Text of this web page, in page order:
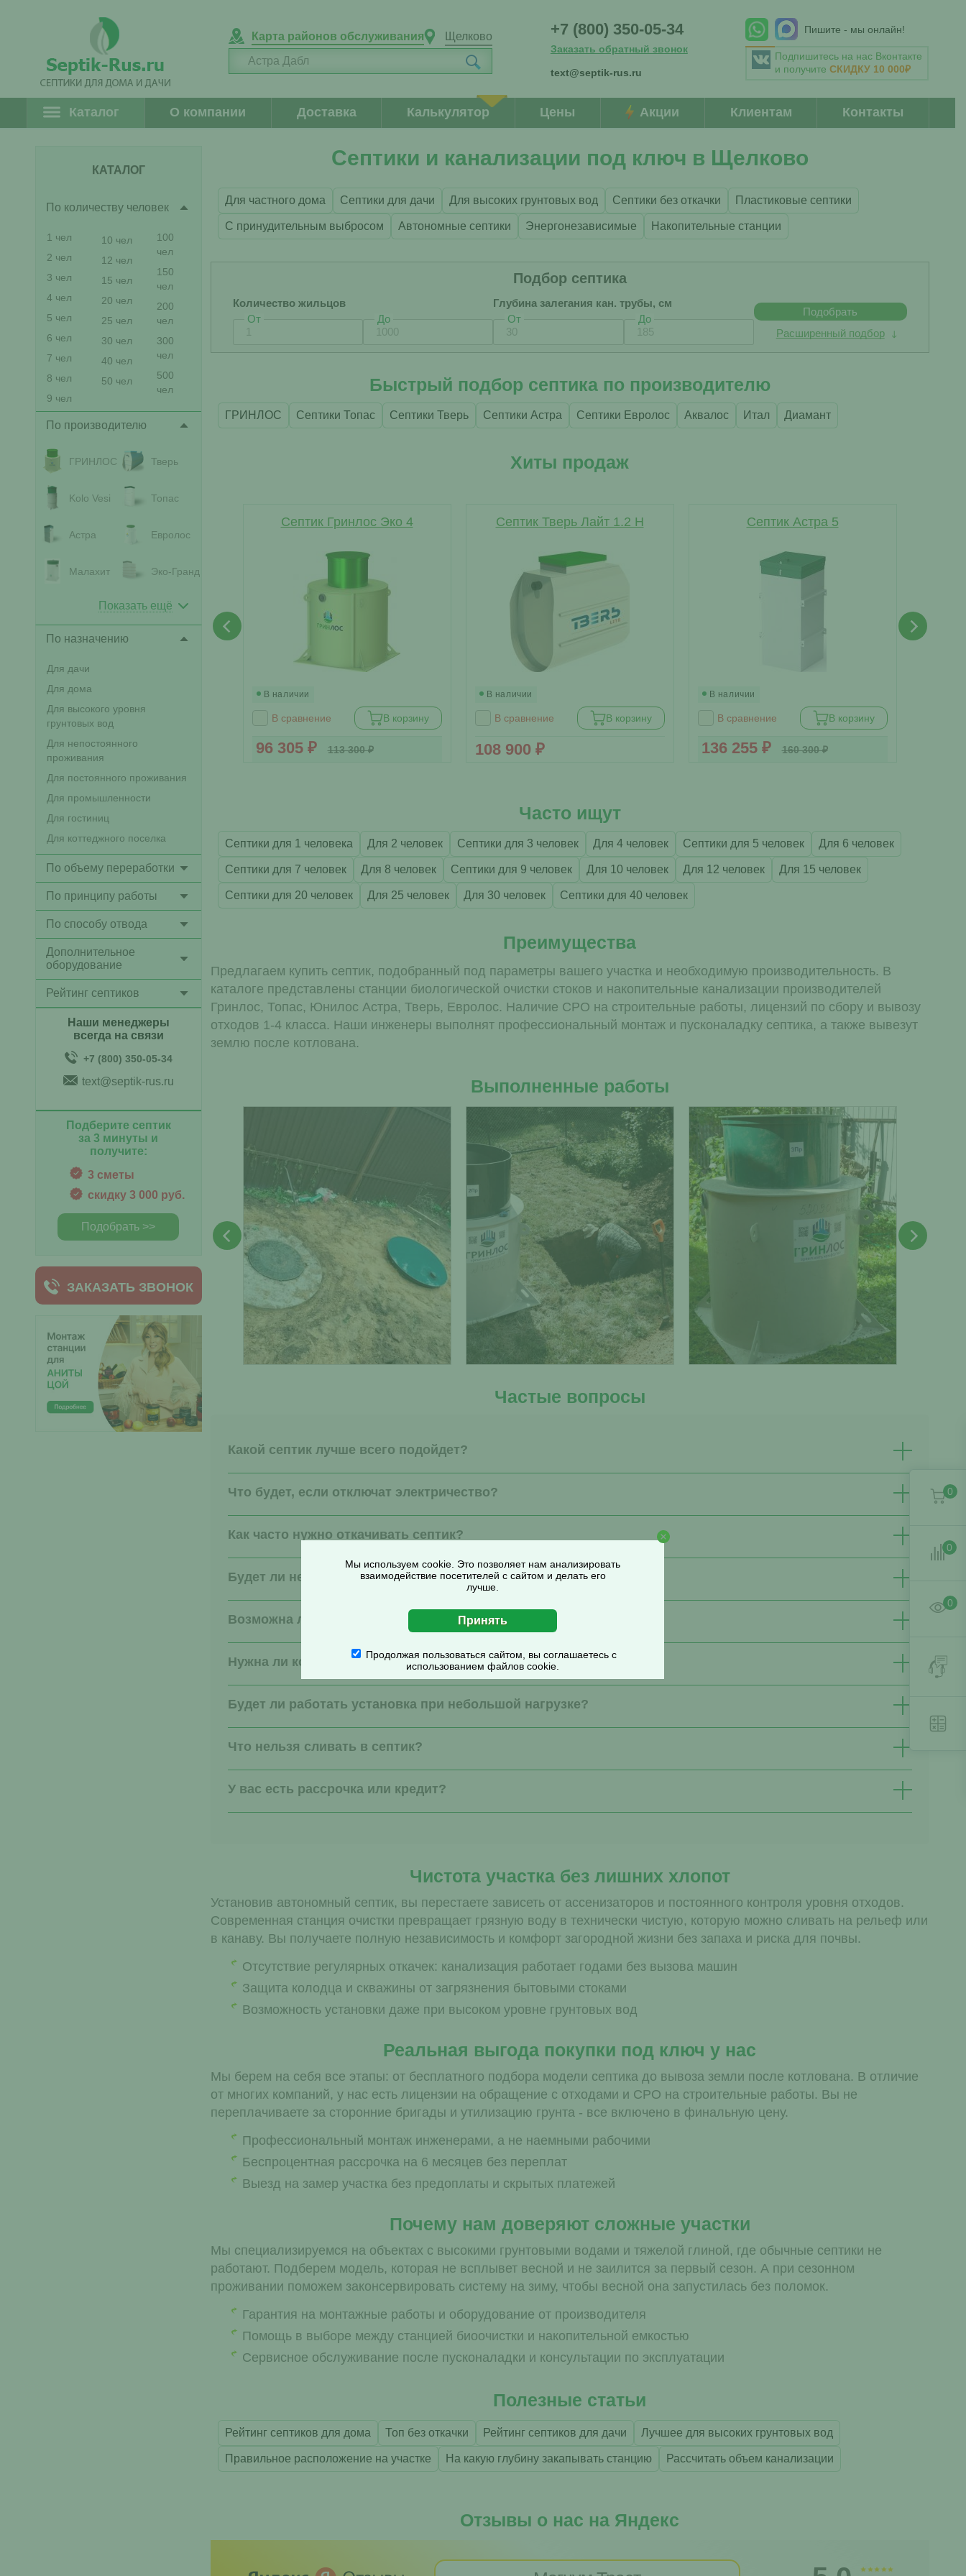
Карта районов обслуживания Щелково +7 (800) 350-05-34
Заказать обратный звонок
text@septik-rus.ru
Пишите - мы онлайн!
Подпишитесь на нас Вконтакте
и получитеСКИДКУ 10 000₽
Каталог О компании Доставка Калькулятор Цены Акции Клиентам Контакты
КАТАЛОГ
По количеству человек
1 чел
2 чел
3 чел
4 чел
5 чел
6 чел
7 чел
8 чел
9 чел
10 чел
12 чел
15 чел
20 чел
25 чел
30 чел
40 чел
50 чел
100
чел
150
чел
200
чел
300
чел
500
чел
По производителю
ГРИНЛОС Тверь
Kolo Vesi Топас
Астра Евролос
Малахит Эко-Гранд
Показать ещё
По назначению
Для дачи
Для дома
Для высокого уровня
грунтовых вод
Для непостоянного
проживания
Для постоянного проживания
Для промышленности
Для гостиниц
Для коттеджного поселка
По объему переработки
По принципу работы
По способу отвода
Дополнительное
оборудование
Рейтинг септиков
Наши менеджеры
всегда на связи
+7 (800) 350-05-34
text@septik-rus.ru
Подберите септик
за 3 минуты и
получите:
3 сметы
скидку 3 000 руб.
Подобрать >>
ЗАКАЗАТЬ ЗВОНОК
Септики и канализации под ключ в Щелково
Для частного дома Септики для дачи Для высоких грунтовых вод Септики без откачки Пластиковые септики
С принудительным выбросом Автономные септики Энергонезависимые Накопительные станции
Подбор септика
Количество жильцов
От
До
Глубина залегания кан. трубы, см
От
До
Подобрать
Расширенный подбор
Быстрый подбор септика по производителю
ГРИНЛОС Септики Топас Септики Тверь Септики Астра Септики Евролос Аквалос Итал Диамант
Хиты продаж
Септик Гринлос Эко 4
В наличии
В сравнение В корзину
96 305 ₽ 113 300 ₽
Септик Тверь Лайт 1.2 Н
В наличии
В сравнение В корзину
108 900 ₽
Септик Астра 5
В наличии
В сравнение В корзину
136 255 ₽ 160 300 ₽
Часто ищут
Септики для 1 человека Для 2 человек Септики для 3 человек Для 4 человек Септики для 5 человек Для 6 человек
Септики для 7 человек Для 8 человек Септики для 9 человек Для 10 человек Для 12 человек Для 15 человек
Септики для 20 человек Для 25 человек Для 30 человек Септики для 40 человек
Преимущества
Предлагаем купить септик, подобранный под параметры вашего участка и необходимую производительность. В
каталоге представлены станции биологической очистки стоков и накопительные канализации производителей
Гринлос, Топас, Юнилос Астра, Тверь, Евролос. Наличие СРО на строительные работы, лицензий по сбору и вывозу
отходов 1-4 класса. Наши инженеры выполнят профессиональный монтаж и пусконаладку септика, а также вывезут
землю после котлована.
Выполненные работы
Частые вопросы
Какой септик лучше всего подойдет?
Что будет, если отключат электричество?
Как часто нужно откачивать септик?
Будет ли неприятный запах на участке?
Возможна ли установка при высоком уровне грунтовых вод?
Нужна ли консервация на зиму?
Будет ли работать установка при небольшой нагрузке?
Что нельзя сливать в септик?
У вас есть рассрочка или кредит?
Чистота участка без лишних хлопот
Установив автономный септик, вы перестаете зависеть от ассенизаторов и постоянного контроля уровня отходов.
Современная станция очистки превращает грязную воду в технически чистую, которую можно сливать на рельеф или
в канаву. Вы получаете полную независимость и комфорт загородной жизни без запаха и риска для почвы.
Отсутствие регулярных откачек: канализация работает годами без вызова машин
Защита колодца и скважины от загрязнения бытовыми стоками
Возможность установки даже при высоком уровне грунтовых вод
Реальная выгода покупки под ключ у нас
Мы берем на себя все этапы: от бесплатного подбора модели септика до вывоза земли после котлована. В отличие
от многих компаний, у нас есть лицензии на обращение с отходами и СРО на строительные работы. Вы не
переплачиваете за сторонние бригады и утилизацию грунта - все включено в финальную цену.
Профессиональный монтаж инженерами, а не наемными рабочими
Беспроцентная рассрочка на 6 месяцев без переплат
Выезд на замер участка без предоплаты и скрытых платежей
Почему нам доверяют сложные участки
Мы специализируемся на объектах с высокими грунтовыми водами и тяжелой глиной, где обычные септики не
работают. Подберем модель, которая не всплывет весной и не заилится за первый сезон. А при сезонном
проживании поможем законсервировать систему на зиму, чтобы весной она запустилась без поломок.
Гарантия на монтажные работы и оборудование от производителя
Помощь в выборе между станцией биоочистки и накопительной емкостью
Сервисное обслуживание после пусконаладки и консультации по эксплуатации
Полезные статьи
Рейтинг септиков для дома Топ без откачки Рейтинг септиков для дачи Лучшее для высоких грунтовых вод
Правильное расположение на участке На какую глубину закапывать станцию Рассчитать объем канализации
Отзывы о нас на Яндекс
0
0
0
Мы используем cookie. Это позволяет нам анализировать
взаимодействие посетителей с сайтом и делать его
лучше.
Продолжая пользоваться сайтом, вы соглашаетесь с
использованием файлов cookie.